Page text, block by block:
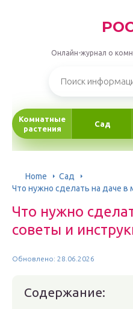
Онлайн-журнал о
Комнатные
растения
Сад
Home
Сад
Что нужно сделать на даче в
Что нужно
советы и
Обновлено: 28.06.2026
Содержание: